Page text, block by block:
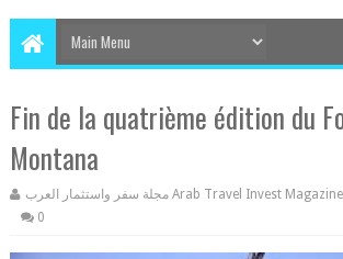
Fin de la quatrième édition du
Montana
مجلة سفر واستثمار العرب Arab Travel Invest Magazine
0